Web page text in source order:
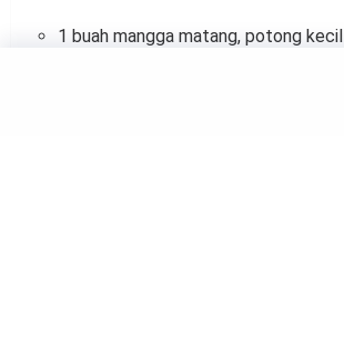
1 buah mangga matang, potong kecil